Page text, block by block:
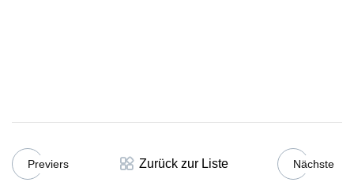
Previers Zurück zur Liste Nächste